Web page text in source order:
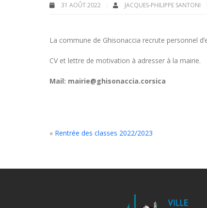
31 AOÛT 2022 JACQUES-PHILIPPE SANTONI
La commune de Ghisonaccia recrute personnel
CV et lettre de motivation à adresser à la mairie.
Mail: mairie@ghisonaccia.corsica
« Rentrée des classes 2022/2023